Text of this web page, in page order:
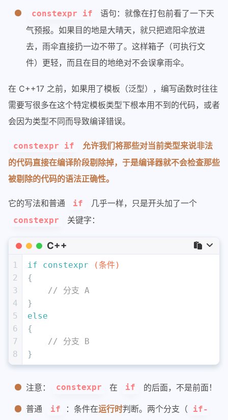
constexpr if
语句：就像在打包前看了一下天
气预报。如果目的地是大晴天，就只把遮阳伞放进
去，雨伞直接扔一边不带了。这样箱子（可执行文
件）更轻，而且在目的地绝对不会误拿雨伞。
在 C++17 之前，如果用了模板（泛型），编写函数时往往
需要写很多在这个特定模板类型下根本用不到的代码，或者
会因为类型不同而导致编译错误。
constexpr if
允许我们将那些对当前类型来说非法
的代码直接在编译阶段剔除掉，于是编译器就不会检查那些
被剔除的代码的语法正确性。
它的写法和普通 if 几乎一样，只是开头加了一个
constexpr 关键字：
C++
1
2
3
4
5
6
7
8
if constexpr
(条件)
{
// 分支 A
}
else
{
// 分支 B
}
注意： constexpr 在 if 的后面，不是前面！
普通 if ：条件在运行时判断。两个分支（
if-